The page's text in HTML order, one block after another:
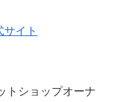
イト
トショップオーナ